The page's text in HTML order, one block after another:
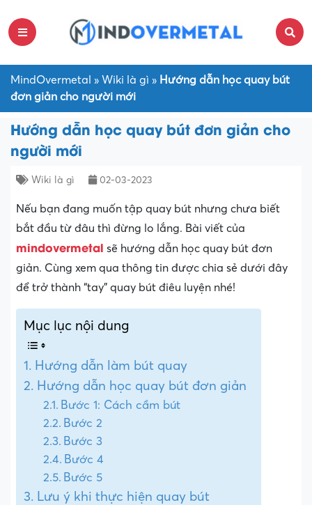
MindOvermetal » Wiki là gì » Hướng dẫn học quay bút
đơn giản cho người mới
Hướng dẫn học quay bút đơn giản cho
người mới
Wiki là gì 02-03-2023
Nếu bạn đang muốn tập quay bút nhưng chưa biết
bắt đầu từ đâu thì đừng lo lắng. Bài viết của
mindovermetal sẽ hướng dẫn học quay bút đơn
giản. Cùng xem qua thông tin được chia sẻ dưới đây
để trở thành “tay” quay bút điêu luyện nhé!
Mục lục nội dung
Hướng dẫn làm bút quay
Hướng dẫn học quay bút đơn giản
Bước 1: Cách cầm bút
Bước 2
Bước 3
Bước 4
Bước 5
Lưu ý khi thực hiện quay bút